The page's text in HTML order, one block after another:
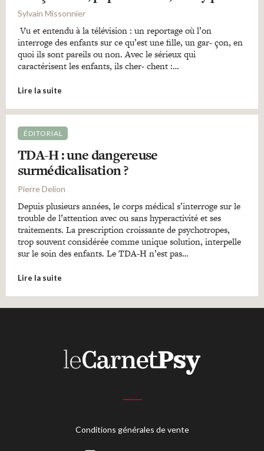
Sylvain Missonnier
Vu et entendu à la télévision : un reportage où l’on
interroge des enfants sur ce qu’est une fille, un gar- çon, en
quoi ils sont pareils ou non. Avec le sérieux qui
caractérisent les enfants, ils cher- chent :…
Lire la suite
ÉDITORIAL
TDA-H : une dangereuse
surmédicalisation ?
Pierre Delion
Depuis plusieurs années, le corps médical s’interroge sur le
trouble de l’attention avec ou sans hyperactivité et ses
traitements. La prescription croissante de psychotropes,
trop souvent considérée comme unique solution, interpelle
sur le soin des enfants. Le TDA-H n’est pas…
Lire la suite
Conditions générales de vente